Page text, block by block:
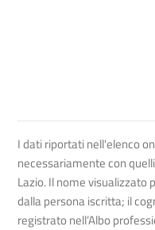
I dati riportati nell'elenco
necessariamente con
Lazio. Il nome visualizzato
dalla persona iscritta; il
registrato nell’Albo